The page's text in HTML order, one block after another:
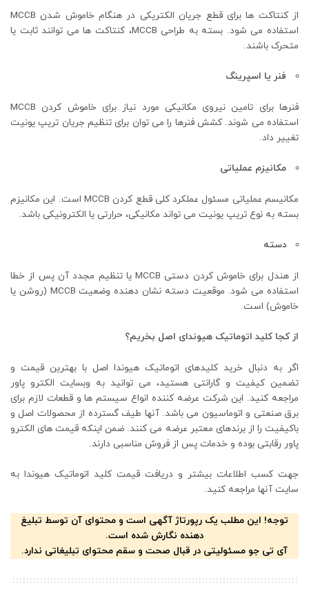
از کنتاکت ها برای قطع جریان الکتریکی در هنگام خاموش شدن MCCB
استفاده می شود. بسته به طراحی MCCB، کنتاکت ها می توانند ثابت یا
متحرک باشند.
فنر یا اسپرینگ
فنرها برای تامین نیروی مکانیکی مورد نیاز برای خاموش کردن MCCB
استفاده می شوند. کشش فنرها را می توان برای تنظیم جریان تریپ یونیت
تغییر داد.
مکانیزم عملیاتی
مکانیسم عملیاتی مسئول عملکرد کلی قطع کردن MCCB است. این مکانیزم
بسته به نوع تریپ یونیت می تواند مکانیکی، حرارتی یا الکترونیکی باشد.
دسته
از هندل برای خاموش کردن دستی MCCB یا تنظیم مجدد آن پس از خطا
استفاده می شود. موقعیت دسته نشان دهنده وضعیت MCCB (روشن یا
خاموش) است.
از کجا کلید اتوماتیک هیوندای اصل بخریم؟
اگر به دنبال خرید کلیدهای اتوماتیک هیوندا اصل با بهترین قیمت و
تضمین کیفیت و گارانتی هستید، می توانید به وبسایت الکترو پاور
مراجعه کنید. این شرکت عرضه کننده انواع سیستم ها و قطعات لازم برای
برق صنعتی و اتوماسیون می باشد. آنها طیف گسترده از محصولات اصل و
باکیفیت را از برندهای معتبر عرضه می کنند. ضمن اینکه قیمت های الکترو
پاور رقابتی بوده و خدمات پس از فروش مناسبی دارند.
جهت کسب اطلاعات بیشتر و دریافت قیمت کلید اتوماتیک هیوندا به
سایت آنها مراجعه کنید.
توجه! این مطلب یک رپورتاژ آگهی است و محتوای آن توسط تبلیغ
دهنده نگارش شده است.
آی تی جو مسئولیتی در قبال صحت و سقم محتوای تبلیغاتی ندارد.